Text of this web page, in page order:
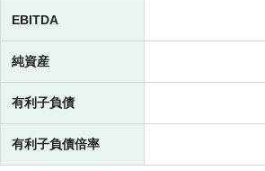
EBITDA
純資産
有利子負債
有利子負債倍率